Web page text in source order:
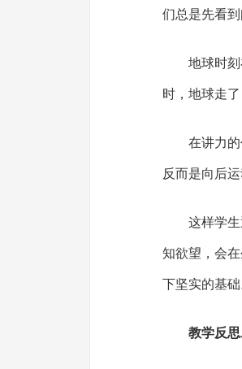
们总是先看
地球时
时，地球走
在讲力
反而是向后
这样学
知欲望，会
下坚实的基础
教学反思